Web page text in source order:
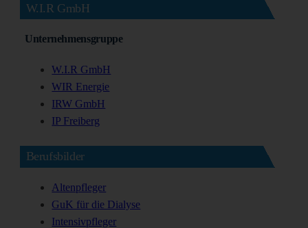
W.I.R GmbH
Unternehmensgruppe
W.I.R GmbH
WIR Energie
IRW GmbH
IP Freiberg
Berufsbilder
Altenpfleger
GuK für die Dialyse
Intensivpfleger